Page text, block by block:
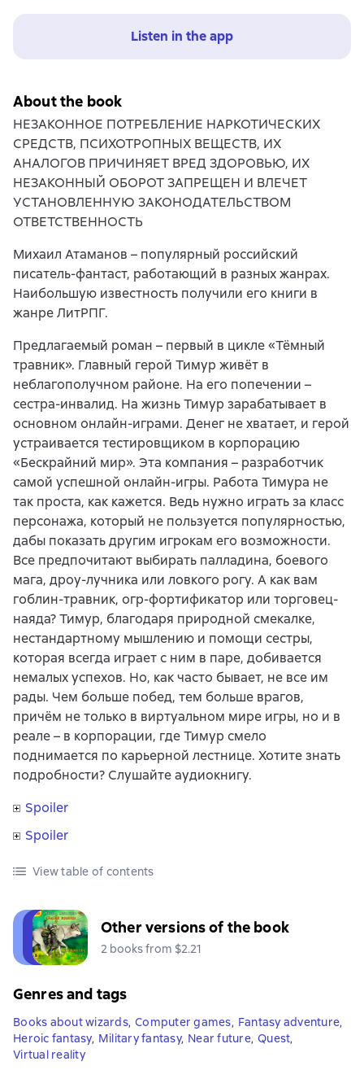
Listen in the app
About the book
НЕЗАКОННОЕ ПОТРЕБЛЕНИЕ НАРКОТИЧЕСКИХ
СРЕДСТВ, ПСИХОТРОПНЫХ ВЕЩЕСТВ, ИХ
АНАЛОГОВ ПРИЧИНЯЕТ ВРЕД ЗДОРОВЬЮ, ИХ
НЕЗАКОННЫЙ ОБОРОТ ЗАПРЕЩЕН И ВЛЕЧЕТ
УСТАНОВЛЕННУЮ ЗАКОНОДАТЕЛЬСТВОМ
ОТВЕТСТВЕННОСТЬ
Михаил Атаманов – популярный российский
писатель-фантаст, работающий в разных жанрах.
Наибольшую известность получили его книги в
жанре ЛитРПГ.
Предлагаемый роман – первый в цикле «Тёмный
травник». Главный герой Тимур живёт в
неблагополучном районе. На его попечении –
сестра-инвалид. На жизнь Тимур зарабатывает в
основном онлайн-играми. Денег не хватает, и герой
устраивается тестировщиком в корпорацию
«Бескрайний мир». Эта компания – разработчик
самой успешной онлайн-игры. Работа Тимура не
так проста, как кажется. Ведь нужно играть за класс
персонажа, который не пользуется популярностью,
дабы показать другим игрокам его возможности.
Все предпочитают выбирать палладина, боевого
мага, дроу-лучника или ловкого рогу. А как вам
гоблин-травник, огр-фортификатор или торговец-
наяда? Тимур, благодаря природной смекалке,
нестандартному мышлению и помощи сестры,
которая всегда играет с ним в паре, добивается
немалых успехов. Но, как часто бывает, не все им
рады. Чем больше побед, тем больше врагов,
причём не только в виртуальном мире игры, но и в
реале – в корпорации, где Тимур смело
поднимается по карьерной лестнице. Хотите знать
подробности? Слушайте аудиокнигу.
Spoiler
Spoiler
View table of contents
Other versions of the book
2 books from $2.21
Genres and tags
Books about wizards, Computer games, Fantasy adventure,
Heroic fantasy, Military fantasy, Near future, Quest,
Virtual reality